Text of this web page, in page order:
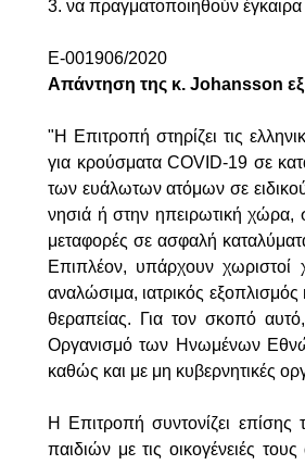
3. να πραγματοποιηθούν έγκαιρα
E-001906/2020
Απάντηση της κ. Johansson
"Η Επιτροπή στηρίζει τις
για κρούσματα COVID-19 σε
των ευάλωτων ατόμων σε
νησιά ή στην ηπειρωτική χώρα,
μεταφορές σε ασφαλή
Επιπλέον, υπάρχουν χωριστοί
αναλώσιμα, ιατρικός
θεραπείας. Για τον σκοπό
Οργανισμό των Ηνωμένων
καθώς και με μη κυβερνητικές
Η Επιτροπή συντονίζει
παιδιών με τις οικογένειές